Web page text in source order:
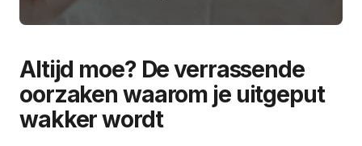
Altijd moe? De verrassende
oorzaken waarom je uitgeput
wakker wordt